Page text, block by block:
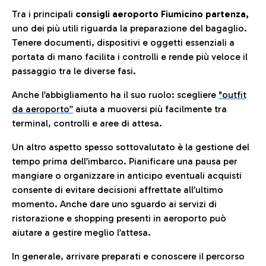
Tra i principali consigli aeroporto Fiumicino partenza,
uno dei più utili riguarda la preparazione del bagaglio.
Tenere documenti, dispositivi e oggetti essenziali a
portata di mano facilita i controlli e rende più veloce il
passaggio tra le diverse fasi.
Anche l’abbigliamento ha il suo ruolo: scegliere "outfit
da aeroporto” aiuta a muoversi più facilmente tra
terminal, controlli e aree di attesa.
Un altro aspetto spesso sottovalutato è la gestione del
tempo prima dell’imbarco. Pianificare una pausa per
mangiare o organizzare in anticipo eventuali acquisti
consente di evitare decisioni affrettate all’ultimo
momento. Anche dare uno sguardo ai servizi di
ristorazione e shopping presenti in aeroporto può
aiutare a gestire meglio l’attesa.
In generale, arrivare preparati e conoscere il percorso